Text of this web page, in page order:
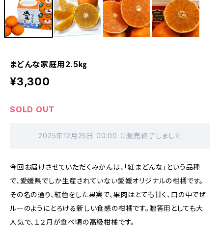
まどんな家庭用2.5㎏
¥3,300
SOLD OUT
2025年12月25日 00:00 に販売終了しました
今回お届けさせていただくみかんは、「紅まどんな」という品種
で、愛媛県でしか生産されていない愛媛オリジナルの柑橘です。
その名の通り、紅色をした果実で、果肉はとても甘く、口の中でぜ
ルーのようにとろける新しい食感の柑橘です。贈答用としても大
人気で、１２月が食べ頃の高級柑橘です。